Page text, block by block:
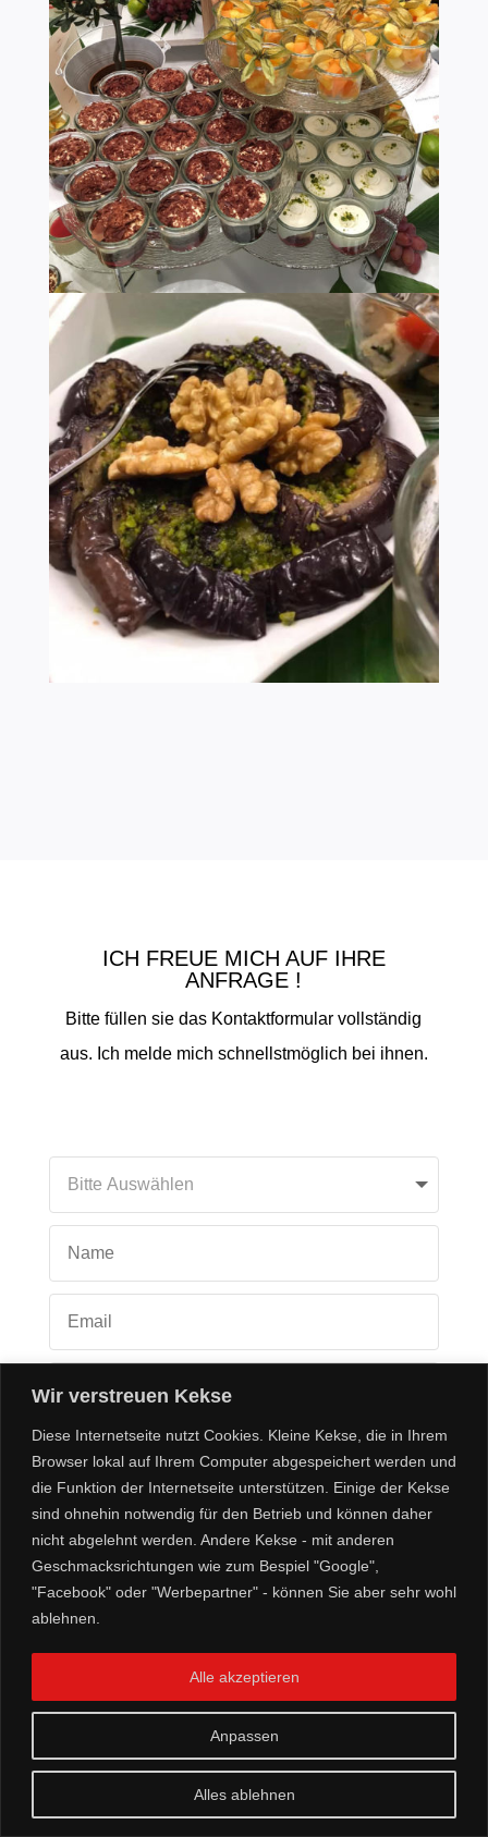
Wir verstreuen Kekse
Diese Internetseite nutzt Cookies. Kleine Kekse, die in Ihrem
Browser lokal auf Ihrem Computer abgespeichert werden und
die Funktion der Internetseite unterstützen. Einige der Kekse
sind ohnehin notwendig für den Betrieb und können daher
nicht abgelehnt werden. Andere Kekse - mit anderen
Geschmacksrichtungen wie zum Bespiel "Google",
"Facebook" oder "Werbepartner" - können Sie aber sehr wohl
ablehnen.
Anpassen
Alles ablehnen
Alle akzeptieren
ICH FREUE MICH AUF IHRE
ANFRAGE !
Bitte füllen sie das Kontaktformular vollständig
aus. Ich melde mich schnellstmöglich bei ihnen.
Datenschutzhinweis: Mit der Nutzung dieses
Formulars erklären Sie sich mit der Speicherung
und Verarbeitung ihrer Daten, wie IP-Adresse,
Email oder Namen durch diese Website